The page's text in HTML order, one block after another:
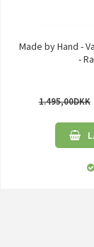
Made by Hand -
-
1.495,00